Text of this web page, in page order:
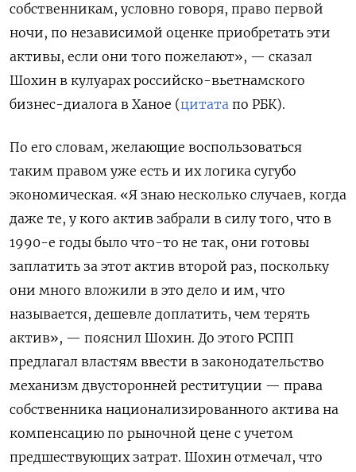
собственникам, условно говоря, право первой
ночи, по независимой оценке приобретать эти
активы, если они того пожелают», — сказал
Шохин в кулуарах российско-вьетнамского
бизнес-диалога в Ханое (цитата по РБК).
По его словам, желающие воспользоваться
таким правом уже есть и их логика сугубо
экономическая. «Я знаю несколько случаев, когда
даже те, у кого актив забрали в силу того, что в
1990-е годы было что-то не так, они готовы
заплатить за этот актив второй раз, поскольку
они много вложили в это дело и им, что
называется, дешевле доплатить, чем терять
актив», — пояснил Шохин. До этого РСПП
предлагал властям ввести в законодательство
механизм двусторонней реституции — права
собственника национализированного актива на
компенсацию по рыночной цене с учетом
предшествующих затрат. Шохин отмечал, что